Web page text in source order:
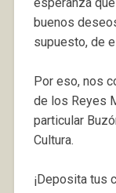
buenos
supuesto, de
Por eso, nos
de los Reyes
particular
Cultura.
¡Deposita tus